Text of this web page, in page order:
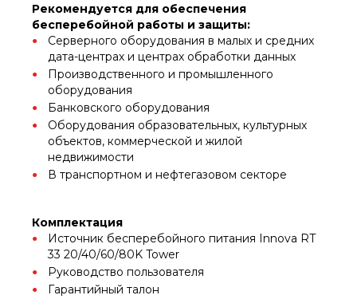
Рекомендуется для обеспечения
бесперебойной работы и защиты:
Серверного оборудования в малых и средних
дата-центрах и центрах обработки данных
Производственного и промышленного
оборудования
Банковского оборудования
Оборудования образовательных, культурных
объектов, коммерческой и жилой
недвижимости
В транспортном и нефтегазовом секторе
Комплектация
Источник бесперебойного питания Innova RT
33 20/40/60/80K Tower
Руководство пользователя
Гарантийный талон